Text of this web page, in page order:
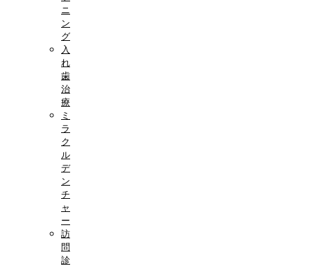
ニ
ン
グ
入
れ
歯
治
療
ミ
ラ
ク
ル
デ
ン
チ
ャ
ー
訪
問
診